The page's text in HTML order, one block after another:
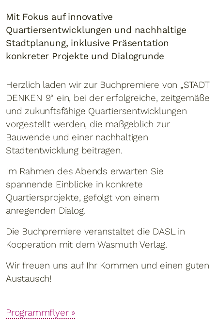
Mit Fokus auf innovative
Quartiersentwicklungen und nachhaltige
Stadtplanung, inklusive Präsentation
konkreter Projekte und Dialogrunde
Herzlich laden wir zur Buchpremiere von „STADT
DENKEN 9“ ein, bei der erfolgreiche, zeitgemäße
und zukunftsfähige Quartiersentwicklungen
vorgestellt werden, die maßgeblich zur
Bauwende und einer nachhaltigen
Stadtentwicklung beitragen.
Im Rahmen des Abends erwarten Sie
spannende Einblicke in konkrete
Quartiersprojekte, gefolgt von einem
anregenden Dialog.
Die Buchpremiere veranstaltet die DASL in
Kooperation mit dem Wasmuth Verlag.
Wir freuen uns auf Ihr Kommen und einen guten
Austausch!
Programmflyer »